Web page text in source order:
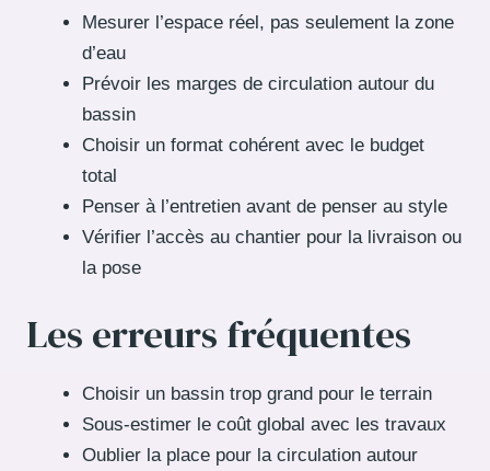
Mesurer l’espace réel, pas seulement la zone
d’eau
Prévoir les marges de circulation autour du
bassin
Choisir un format cohérent avec le budget
total
Penser à l’entretien avant de penser au style
Vérifier l’accès au chantier pour la livraison ou
la pose
Les erreurs fréquentes
Choisir un bassin trop grand pour le terrain
Sous-estimer le coût global avec les travaux
Oublier la place pour la circulation autour